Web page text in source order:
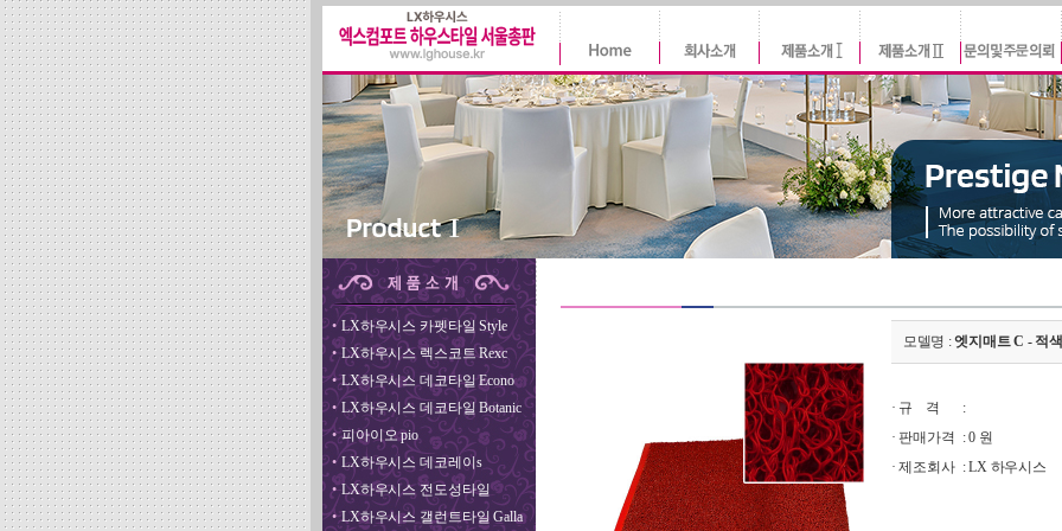
• LX하우시스 카펫타일 Style
• LX하우시스 렉스코트 Rexc
• LX하우시스 데코타일 Econo
• LX하우시스 데코타일 Botanic
• 피아이오 pio
• LX하우시스 데코레이s
• LX하우시스 전도성타일
• LX하우시스 갤런트타일 Galla
모델명 :엣지매트 C - 적색
· 규 격
:
· 판매가격
:0 원
· 제조회사 : LX 하우시스